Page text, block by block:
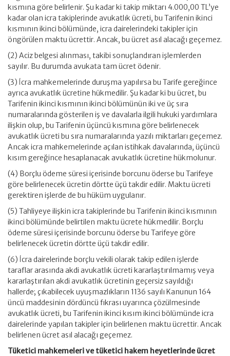
kısmına göre belirlenir. Şu kadar ki takip miktarı 4.000,00 TL’ye
kadar olan icra takiplerinde avukatlık ücreti, bu Tarifenin ikinci
kısmının ikinci bölümünde, icra dairelerindeki takipler için
öngörülen maktu ücrettir. Ancak, bu ücret asıl alacağı geçemez.
(2) Aciz belgesi alınması, takibi sonuçlandıran işlemlerden
sayılır. Bu durumda avukata tam ücret ödenir.
(3) İcra mahkemelerinde duruşma yapılırsa bu Tarife gereğince
ayrıca avukatlık ücretine hükmedilir. Şu kadar ki bu ücret, bu
Tarifenin ikinci kısmının ikinci bölümünün iki ve üç sıra
numaralarında gösterilen iş ve davalarla ilgili hukuki yardımlara
ilişkin olup, bu Tarifenin üçüncü kısmına göre belirlenecek
avukatlık ücreti bu sıra numaralarında yazılı miktarları geçemez.
Ancak icra mahkemelerinde açılan istihkak davalarında, üçüncü
kısım gereğince hesaplanacak avukatlık ücretine hükmolunur.
(4) Borçlu ödeme süresi içerisinde borcunu öderse bu Tarifeye
göre belirlenecek ücretin dörtte üçü takdir edilir. Maktu ücreti
gerektiren işlerde de bu hüküm uygulanır.
(5) Tahliyeye ilişkin icra takiplerinde bu Tarifenin ikinci kısmının
ikinci bölümünde belirtilen maktu ücrete hükmedilir. Borçlu
ödeme süresi içerisinde borcunu öderse bu Tarifeye göre
belirlenecek ücretin dörtte üçü takdir edilir.
(6) İcra dairelerinde borçlu vekili olarak takip edilen işlerde
taraflar arasında akdi avukatlık ücreti kararlaştırılmamış veya
kararlaştırılan akdi avukatlık ücretinin geçersiz sayıldığı
hallerde; çıkabilecek uyuşmazlıkların 1136 sayılı Kanunun 164
üncü maddesinin dördüncü fıkrası uyarınca çözülmesinde
avukatlık ücreti, bu Tarifenin ikinci kısım ikinci bölümünde icra
dairelerinde yapılan takipler için belirlenen maktu ücrettir. Ancak
belirlenen ücret asıl alacağı geçemez.
Tüketici mahkemeleri ve tüketici hakem heyetlerinde ücret